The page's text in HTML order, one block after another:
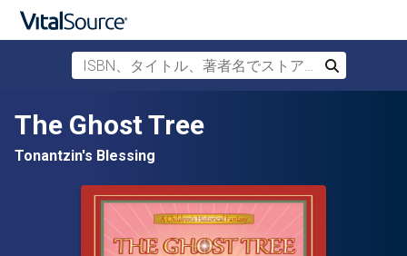
メインコンテンツへスキップ
ISBN、タイトル、著者名でストアを検索
検索
The Ghost Tree
Tonantzin's Blessing